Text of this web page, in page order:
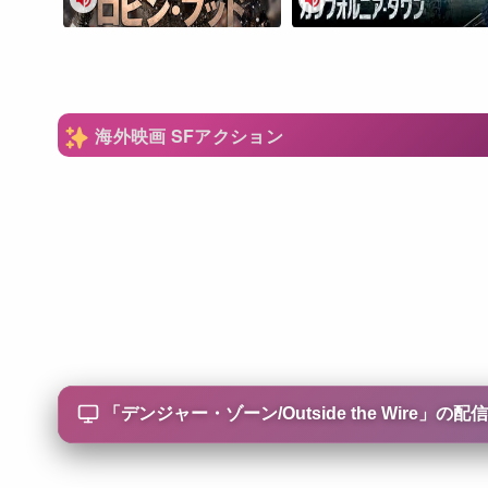
海外映画 SFアクション
「 デンジャー・ゾーン/Outside the Wire」の配